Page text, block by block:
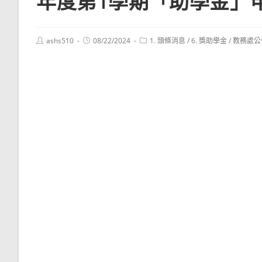
Postashs510
Post08/22/2024
Post1. 頭條消息 /6. 獎助學金/教務處